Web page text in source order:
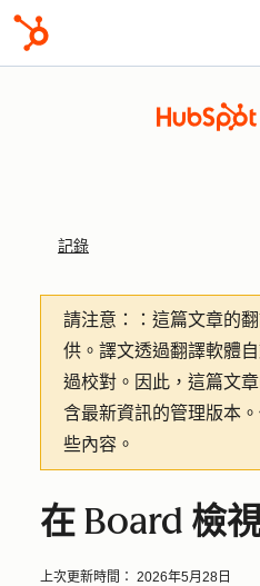
記錄
請注意：
：這篇文章的
供。譯文透過翻譯軟體
過校對。因此，這篇文
含最新資訊的管理版本
些內容。
在 Board 檢
上次更新時間： 2026年5月28日